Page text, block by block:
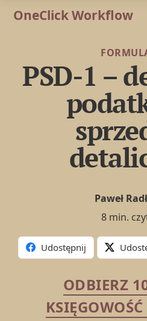
OneClick Workflow
PSD-1 –
Paweł
8 min.
Udostępnij
ODBIERZ